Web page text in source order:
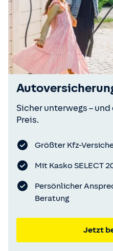
Sicher unterwegs –
Preis.
Größter Kfz-
Mit Kasko SELECT
Persönlicher
Beratung
Jetzt